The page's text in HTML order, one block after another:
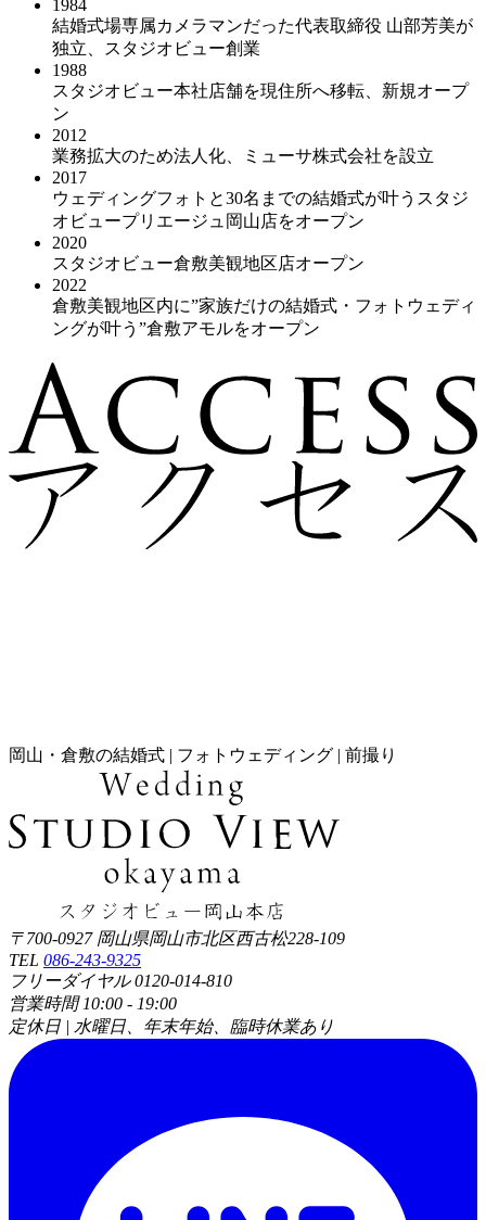
1984
結婚式場専属カメラマンだった代表取締役 山部芳美が
独立、スタジオビュー創業
1988
スタジオビュー本社店舗を現住所へ移転、新規オープ
ン
2012
業務拡大のため法人化、ミューサ株式会社を設立
2017
ウェディングフォトと30名までの結婚式が叶うスタジ
オビュープリエージュ岡山店をオープン
2020
スタジオビュー倉敷美観地区店オープン
2022
倉敷美観地区内に”家族だけの結婚式・フォトウェディ
ングが叶う”倉敷アモルをオープン
岡山・倉敷の結婚式 | フォトウェディング | 前撮り
〒700-0927 岡山県岡山市北区西古松228-109
TEL 086-243-9325
フリーダイヤル 0120-014-810
営業時間 10:00 - 19:00
定休日 | 水曜日、年末年始、臨時休業あり